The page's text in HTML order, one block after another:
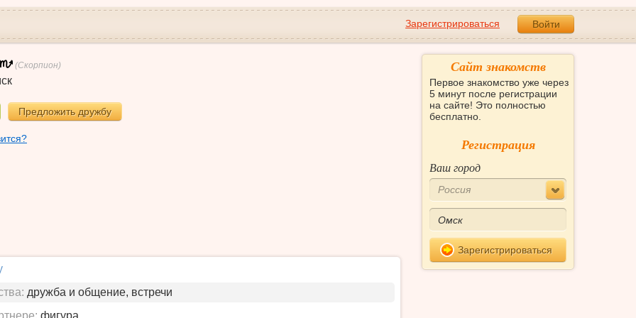
Зарегистрироваться Войти
(Скорпион)
Предложить дружбу
дружба и общение, встречи
фигура
Сайт знакомств
Первое знакомство уже через
5 минут после регистрации
на сайте! Это полностью
бесплатно.
Регистрация
Ваш город
Россия
Зарегистрироваться